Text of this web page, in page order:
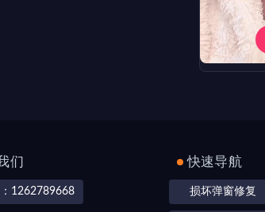
们
1262789668
快速导航
损坏弹窗修复